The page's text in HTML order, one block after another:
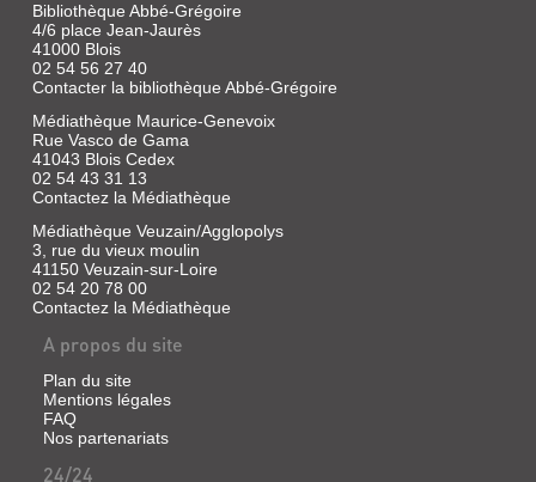
LE
MONTREUR
D'OURS
Livre
Legendre-
Kvater,
Épigones,
1990
(Mille
Bibliothèque Abbé-Grégoire
4/6 place Jean-Jaurès
41000 Blois
02 54 56 27 40
Contacter la bibliothèque Abbé-Grégoire
Médiathèque Maurice-Genevoix
Rue Vasco de Gama
41043 Blois Cedex
02 54 43 31 13
Contactez la Médiathèque
Médiathèque Veuzain/Agglopolys
3, rue du vieux moulin
41150 Veuzain-sur-Loire
02 54 20 78 00
Contactez la Médiathèque
A propos du site
Plan du site
Mentions légales
FAQ
Nos partenariats
24/24